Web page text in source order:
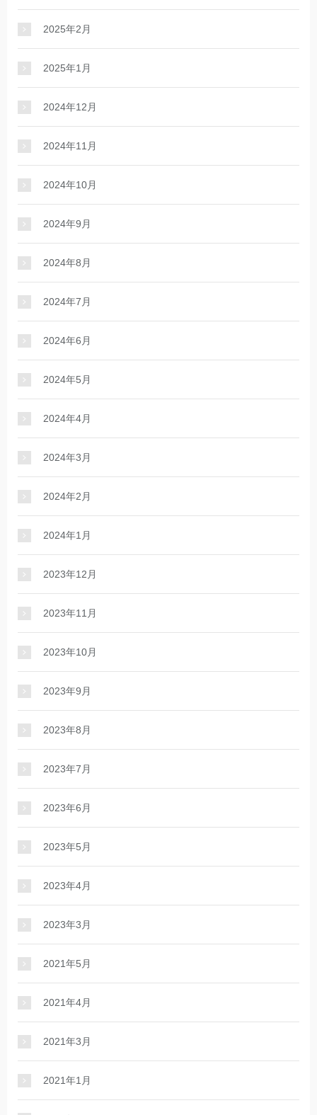
2025年2月
2025年1月
2024年12月
2024年11月
2024年10月
2024年9月
2024年8月
2024年7月
2024年6月
2024年5月
2024年4月
2024年3月
2024年2月
2024年1月
2023年12月
2023年11月
2023年10月
2023年9月
2023年8月
2023年7月
2023年6月
2023年5月
2023年4月
2023年3月
2021年5月
2021年4月
2021年3月
2021年1月